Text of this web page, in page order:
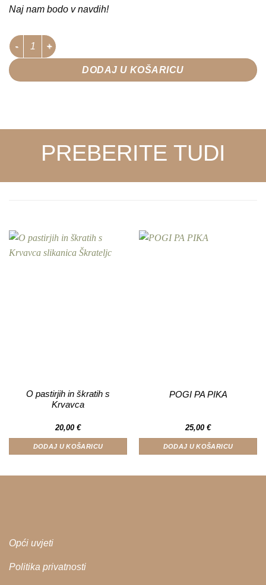
Naj nam bodo v navdih!
Skozi okna Ljubljane količina
DODAJ U KOŠARICU
PREBERITE TUDI
O pastirjih in škratih s
Krvavca
20,00 €
DODAJ U KOŠARICU
POGI PA PIKA
25,00 €
DODAJ U KOŠARICU
Opći uvjeti
Politika privatnosti